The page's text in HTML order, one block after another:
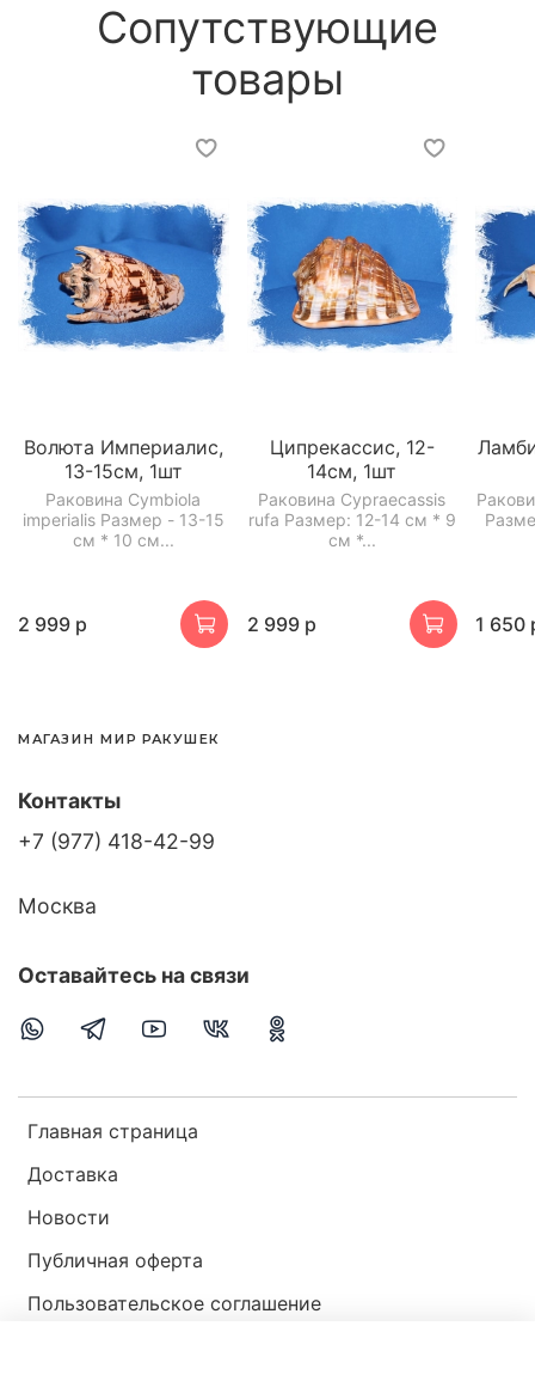
Сопутствующие
товары
Волюта Империалис,
13-15см, 1шт
Раковина Cymbiola
imperialis Размер - 13-15
см * 10 см...
2 999 р
Ципрекассис, 12-
14см, 1шт
Раковина Cypraecassis
rufa Размер: 12-14 см * 9
см *...
2 999 р 1 650
МАГАЗИН МИР РАКУШЕК
Главная страница
Доставка
Новости
Публичная оферта
Пользовательское соглашение
Контакты
+7 (977) 418-42-99
Москва
Оставайтесь на связи